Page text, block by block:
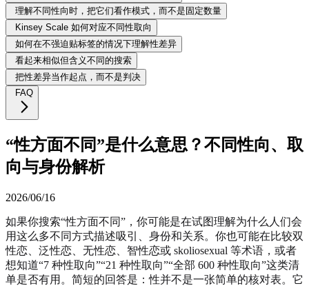
理解不同性向时，把它们看作模式，而不是固定数量
Kinsey Scale 如何对应不同性取向
如何在不强迫贴标签的情况下理解性差异
看起来相似但含义不同的搜索
把性差异当作起点，而不是判决
FAQ
“性方面不同”是什么意思？不同性向、取
向与身份解析
2026/06/16
如果你搜索“性方面不同”，你可能是在试图理解为什么人们会
用这么多不同方式描述吸引、身份和关系。你也可能在比较双
性恋、泛性恋、无性恋、智性恋或 skoliosexual 等术语，或者
想知道“7 种性取向”“21 种性取向”“全部 600 种性取向”这类清
单是否有用。简短的回答是：性并不是一张简单的核对表。它